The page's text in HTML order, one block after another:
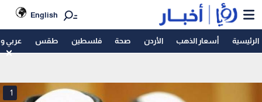
English
الرئيسية أسعار الذهب الأردن صحة فلسطين طقس عربي
1